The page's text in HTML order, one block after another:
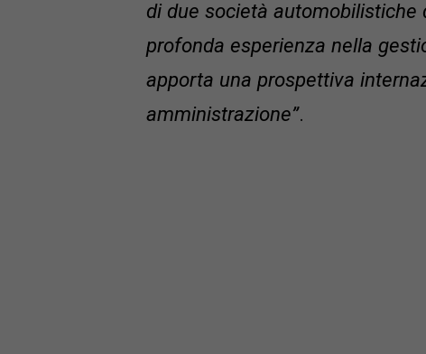
di due società automobilistiche
profonda esperienza nella
apporta una prospettiva
amministrazione”.